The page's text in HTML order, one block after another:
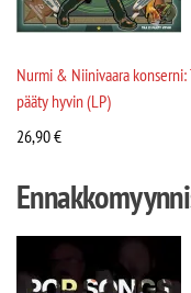
Nurmi & Niinivaara konserni:
pääty hyvin (LP)
26,90€